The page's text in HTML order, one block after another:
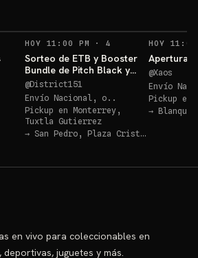
HOY 11:00 PM ·4 RECORDATORIOS
Sorteo de ETB y Booster
Bundle de Pitch Black y
Ascended Héroes!!
@District151
Envío Nacional, o..
Pickup en Monterrey,
Tuxtla Gutierrez
→ San Pedro, Plaza Cristal
HOY 11:00
Apertura
@Xaos
Envío
Pickup en
→
en vivo para coleccionables en
juguetes y más.